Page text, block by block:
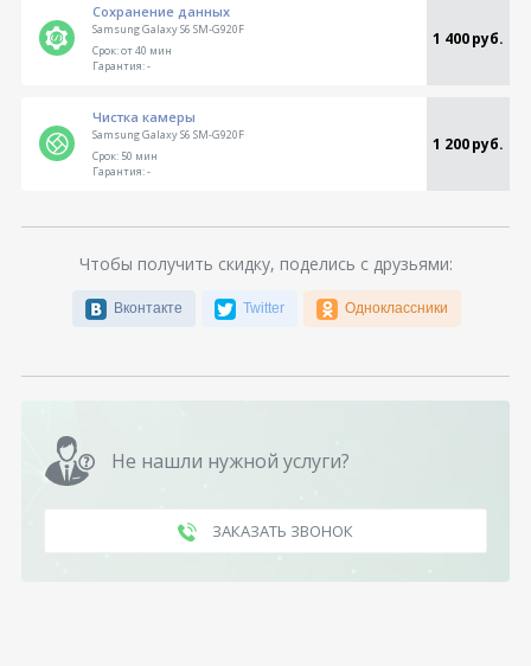
Сохранение данных
Samsung Galaxy S6 SM-G920F 1 400 руб.
Срок:от 40 мин
Гарантия:-
Чистка камеры
Samsung Galaxy S6 SM-G920F 1 200 руб.
Срок:50 мин
Гарантия:-
Чтобы получить скидку, поделись с друзьями:
Вконтакте Twitter Одноклассники
Не нашли нужной услуги?
ЗАКАЗАТЬ ЗВОНОК